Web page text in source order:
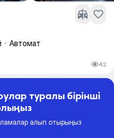
· Автомат
42
туралы бірінші
алып отырыңыз